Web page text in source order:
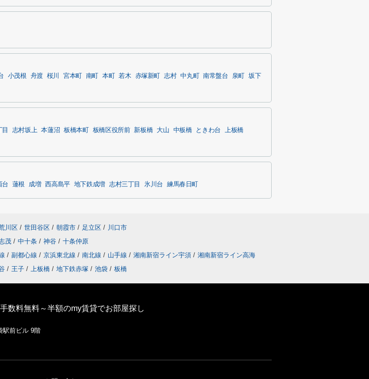
小茂根 舟渡 桜川 宮本町 南町 本町 若木 赤塚新町 志村 中丸町 南常盤台 泉町
坂下
志村坂上 本蓮沼 板橋本町 板橋区役所前 新板橋 大山 中板橋 ときわ台
上板橋
台 蓮根 成増 西高島平 地下鉄成増 志村三丁目 氷川台 練馬春日町
川区 / 世田谷区 / 朝霞市 / 足立区 / 川口市
茂 / 中十条 / 神谷 / 十条仲原
/ 副都心線 / 京浜東北線 / 南北線 / 山手線 / 湘南新宿ライン宇須 / 湘南新宿ライン高海
/ 王子 / 上板橋 / 地下鉄赤塚 / 池袋 / 板橋
数料無料～半額のmy賃貸でお部屋探し
駅前ビル 9階